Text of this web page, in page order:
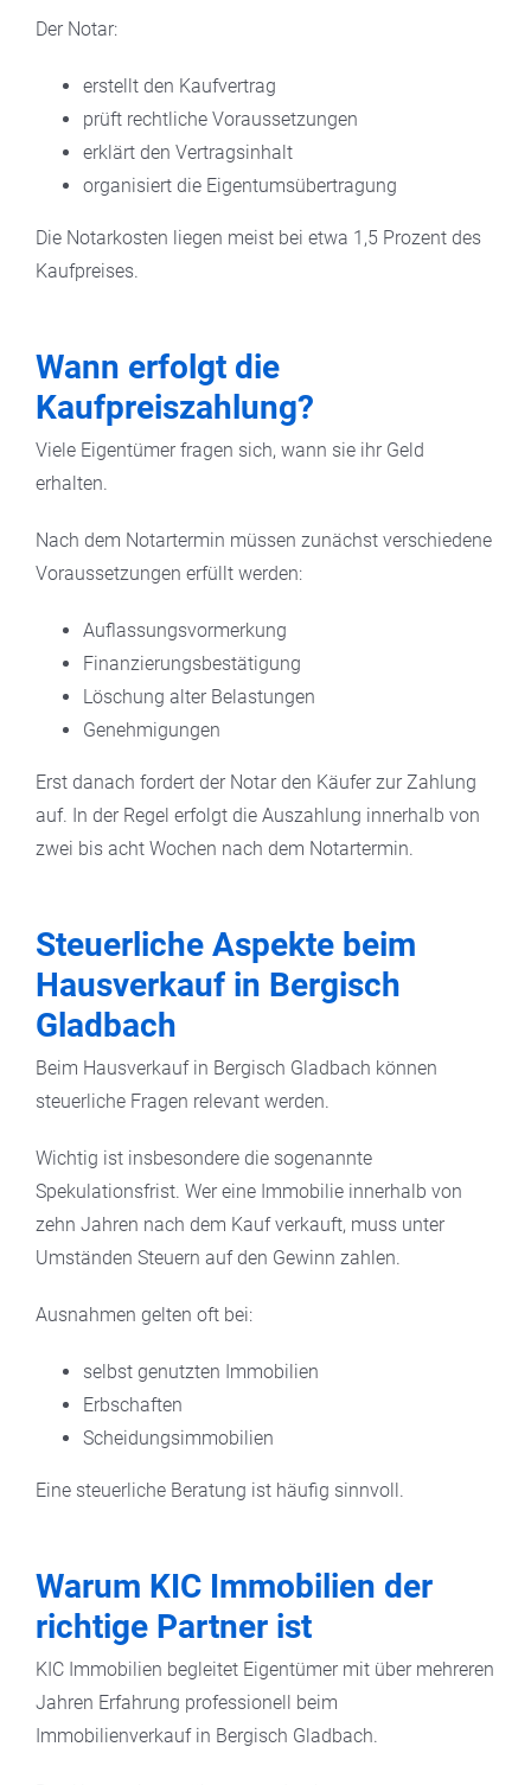
Der Notar:
erstellt den Kaufvertrag
prüft rechtliche Voraussetzungen
erklärt den Vertragsinhalt
organisiert die Eigentumsübertragung
Die Notarkosten liegen meist bei etwa 1,5 Prozent des
Kaufpreises.
Wann erfolgt die
Kaufpreiszahlung?
Viele Eigentümer fragen sich, wann sie ihr Geld
erhalten.
Nach dem Notartermin müssen zunächst verschiedene
Voraussetzungen erfüllt werden:
Auflassungsvormerkung
Finanzierungsbestätigung
Löschung alter Belastungen
Genehmigungen
Erst danach fordert der Notar den Käufer zur Zahlung
auf. In der Regel erfolgt die Auszahlung innerhalb von
zwei bis acht Wochen nach dem Notartermin.
Steuerliche Aspekte beim
Hausverkauf in Bergisch
Gladbach
Beim Hausverkauf in Bergisch Gladbach können
steuerliche Fragen relevant werden.
Wichtig ist insbesondere die sogenannte
Spekulationsfrist. Wer eine Immobilie innerhalb von
zehn Jahren nach dem Kauf verkauft, muss unter
Umständen Steuern auf den Gewinn zahlen.
Ausnahmen gelten oft bei:
selbst genutzten Immobilien
Erbschaften
Scheidungsimmobilien
Eine steuerliche Beratung ist häufig sinnvoll.
Warum KIC Immobilien der
richtige Partner ist
KIC Immobilien begleitet Eigentümer mit über mehreren
Jahren Erfahrung professionell beim
Immobilienverkauf in Bergisch Gladbach.